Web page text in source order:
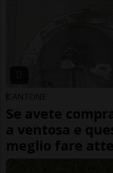
CANTONE
Se avete
a ventosa e
meglio fare